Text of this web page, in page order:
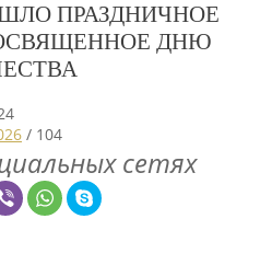
ПРАЗДНИЧНОЕ
ДНЮ
/ 104
сетях